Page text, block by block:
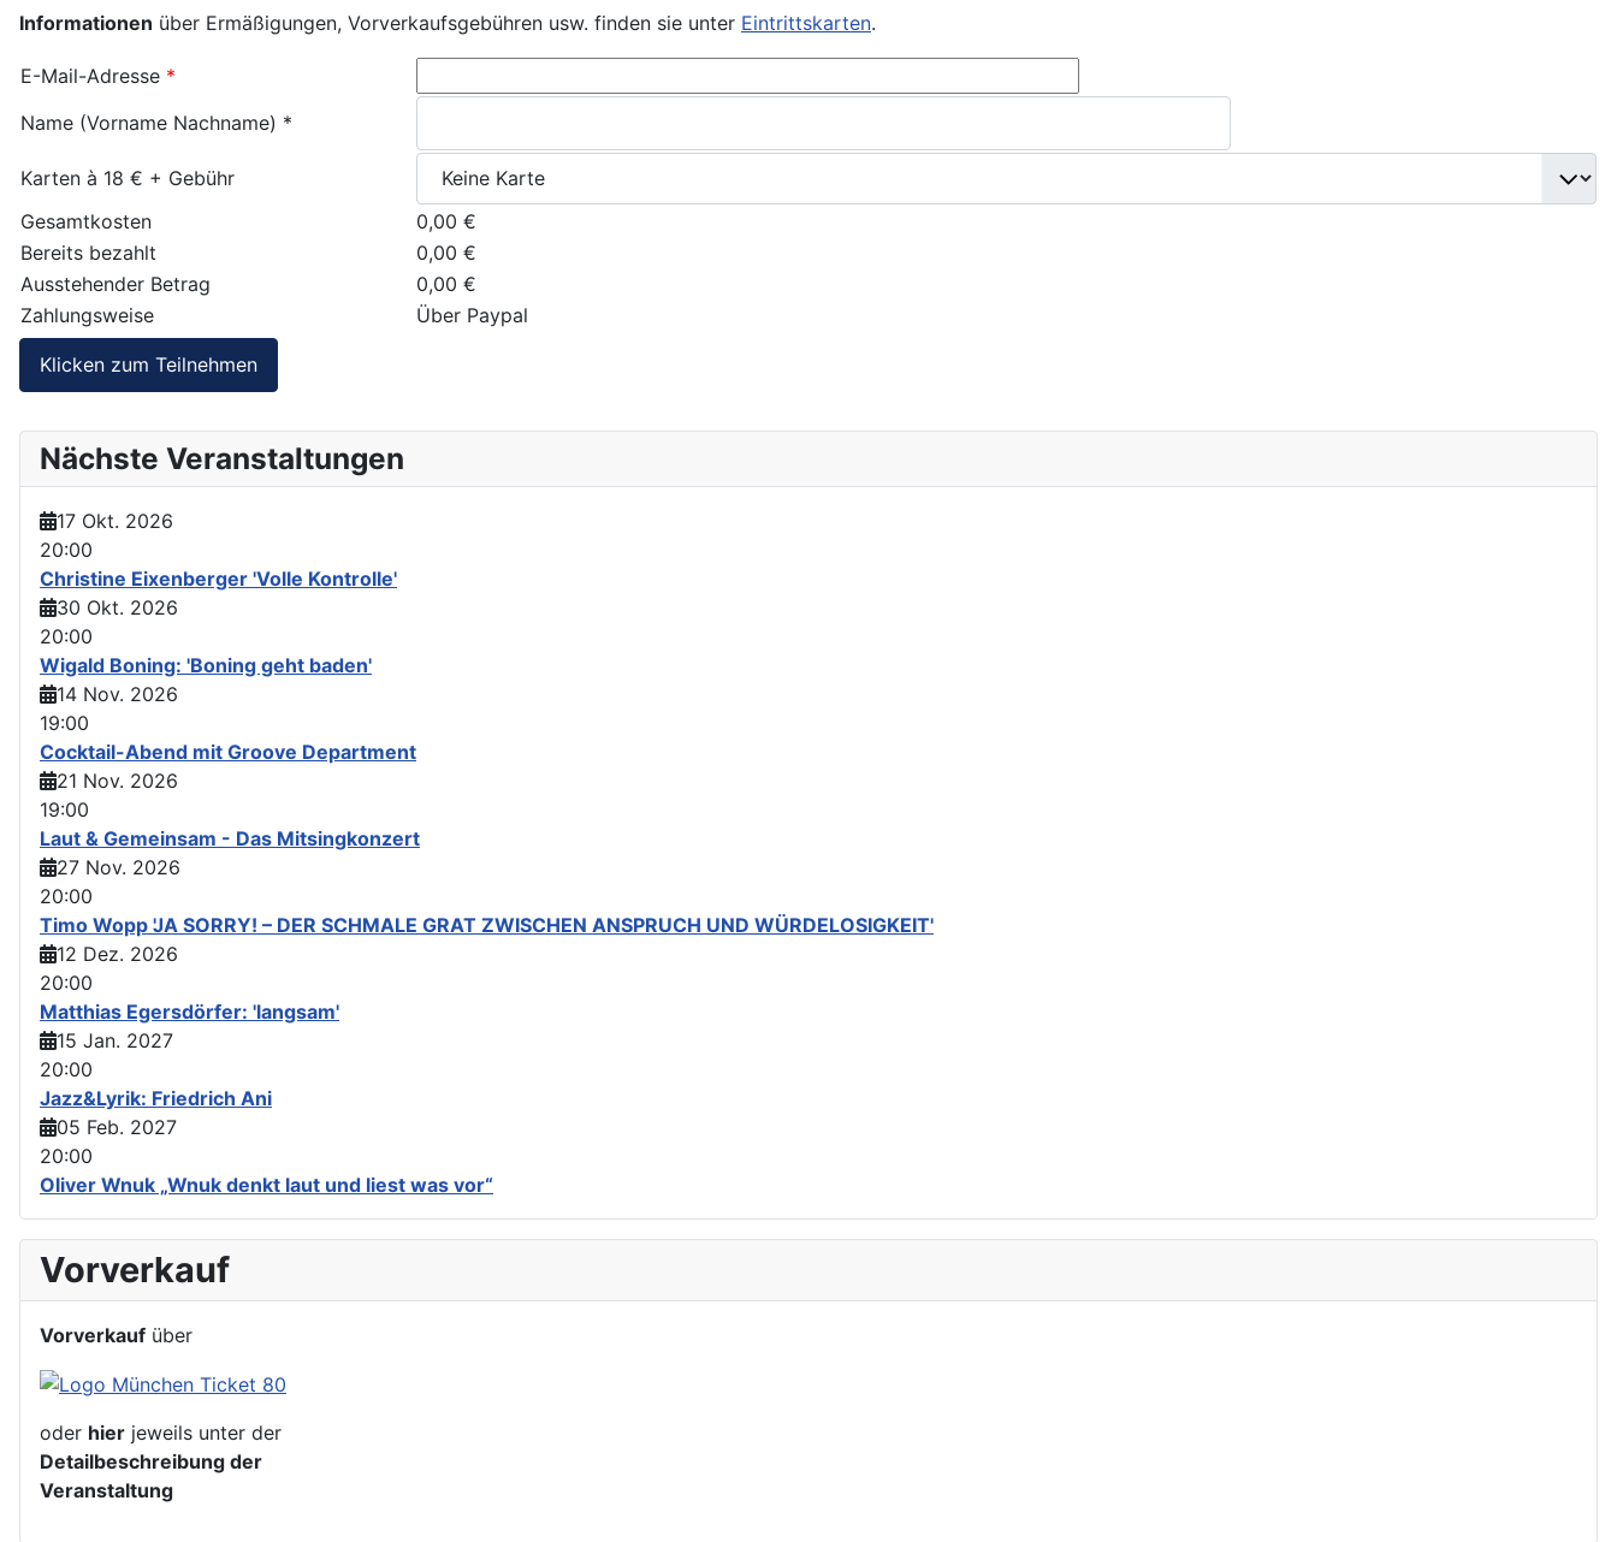
Informationen über Ermäßigungen, Vorverkaufsgebühren usw. finden sie unter Eintrittskarten.
E-Mail-Adresse *
Name (Vorname Nachname) *
Karten à 18 € + Gebühr
Gesamtkosten
0,00 €
Bereits bezahlt
0,00 €
Ausstehender Betrag
0,00 €
Zahlungsweise
Über Paypal
Nächste Veranstaltungen
17 Okt. 2026
20:00
Christine Eixenberger 'Volle Kontrolle'
30 Okt. 2026
20:00
Wigald Boning: 'Boning geht baden'
14 Nov. 2026
19:00
Cocktail-Abend mit Groove Department
21 Nov. 2026
19:00
Laut & Gemeinsam - Das Mitsingkonzert
27 Nov. 2026
20:00
Timo Wopp 'JA SORRY! – DER SCHMALE GRAT ZWISCHEN ANSPRUCH UND WÜRDELOSIGKEIT'
12 Dez. 2026
20:00
Matthias Egersdörfer: 'langsam'
15 Jan. 2027
20:00
Jazz&Lyrik: Friedrich Ani
05 Feb. 2027
20:00
Oliver Wnuk „Wnuk denkt laut und liest was vor“
Vorverkauf
Vorverkauf über
oder hier jeweils unter der
Detailbeschreibung der
Veranstaltung